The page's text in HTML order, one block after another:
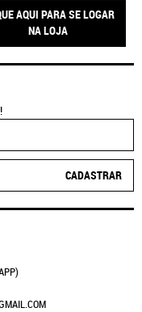
AQUI PARA SE LOGAR
NA LOJA
CADASTRAR